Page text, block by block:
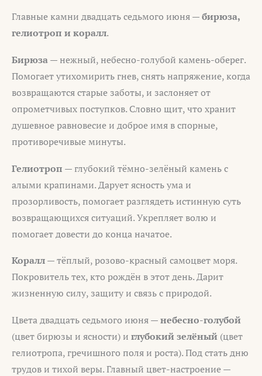
Главные камни двадцать седьмого июня —бирюза,
гелиотроп и коралл.
Бирюза— нежный, небесно-голубой камень-оберег.
Помогает утихомирить гнев, снять напряжение, когда
возвращаются старые заботы, и заслоняет от
опрометчивых поступков. Словно щит, что хранит
душевное равновесие и доброе имя в спорные,
противоречивые минуты.
Гелиотроп — глубокий тёмно-зелёный камень с
алыми крапинами. Дарует ясность ума и
прозорливость, помогает разглядеть истинную суть
возвращающихся ситуаций. Укрепляет волю и
помогает довести до конца начатое.
Коралл— тёплый, розово-красный самоцвет моря.
Покровитель тех, кто рождён в этот день. Дарит
жизненную силу, защиту и связь с природой.
Цвета двадцать седьмого июня —небесно-голубой
(цвет бирюзы и ясности) и глубокий зелёный (цвет
гелиотропа, гречишного поля и роста). Под стать дню
трудов и тихой веры. Главный цвет-настроение —